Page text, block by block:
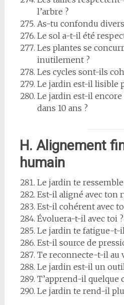
l’arbre ?
As-tu confondu
Le sol a-t-il été
Les plantes se
inutilement ?
Les cycles sont-ils
Le jardin est-il lisible
Le jardin est-il
dans 10 ans ?
H. Alignement
humain
Le jardin te
Est-il aligné avec ton
Est-il cohérent avec
Évoluera-t-il avec toi ?
Le jardin te fatigue-t-
Est-il source de
Te reconnecte-t-il au
Le jardin est-il un
T’apprend-il quelque
Le jardin te rend-il